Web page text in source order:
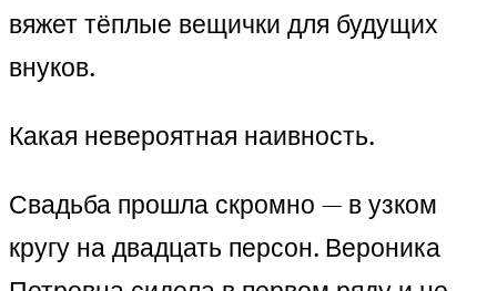
вяжет тёплые вещички для будущих
внуков.
Какая невероятная наивность.
Свадьба прошла скромно — в узком
кругу на двадцать персон. Вероника